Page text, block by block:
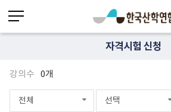
자격시험 신청
강의수 0개
전체 선택